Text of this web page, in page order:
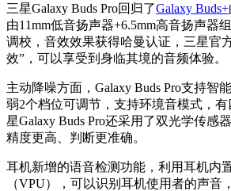
三星Galaxy Buds Pro回归了Galaxy Buds+
由11mm低音扬声器+6.5mm高音扬声器
调校，音效效果获得哈曼认证，三星官
效”，可以享受到身临其境的音频体验。
主动降噪方面，Galaxy Buds Pro支持智
弱2个档位可调节，支持环境音模式，
星Galaxy Buds Pro还采用了双光学传感
精度更高、判断更准确。
耳机新增的语音检测功能，利用耳机内
（VPU），可以识别耳机使用者的声音